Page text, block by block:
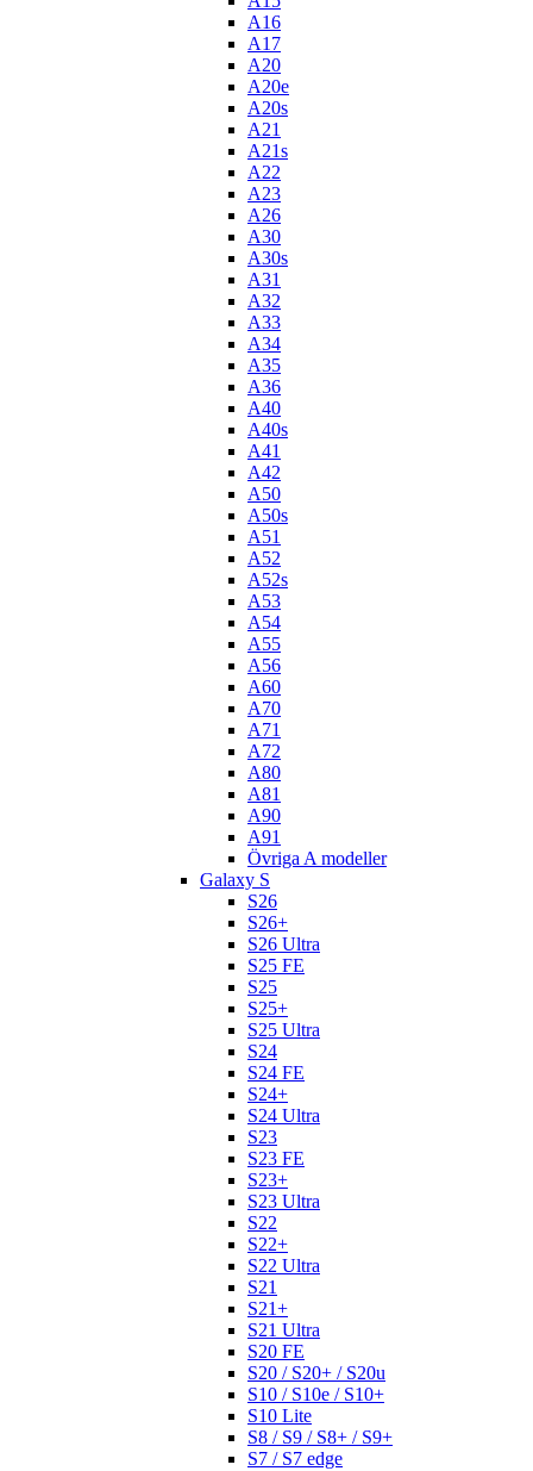
A16
A17
A20
A20e
A20s
A21
A21s
A22
A23
A26
A30
A30s
A31
A32
A33
A34
A35
A36
A40
A40s
A41
A42
A50
A50s
A51
A52
A52s
A53
A54
A55
A56
A60
A70
A71
A72
A80
A81
A90
A91
Övriga A modeller
Galaxy S
S26
S26+
S26 Ultra
S25 FE
S25
S25+
S25 Ultra
S24
S24 FE
S24+
S24 Ultra
S23
S23 FE
S23+
S23 Ultra
S22
S22+
S22 Ultra
S21
S21+
S21 Ultra
S20 FE
S20 / S20+ / S20u
S10 / S10e / S10+
S10 Lite
S8 / S9 / S8+ / S9+
S7 / S7 edge